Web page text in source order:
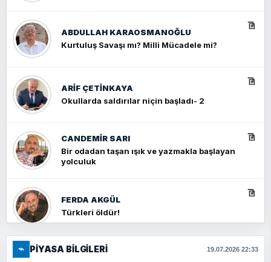
ABDULLAH KARAOSMANOĞLU
Kurtuluş Savaşı mı? Milli Mücadele mi?
ARIF ÇETİNKAYA
Okullarda saldırılar niçin başladı- 2
CANDEMIR SARI
Bir odadan taşan ışık ve yazmakla başlayan
yolculuk
FERDA AKGÜL
Türkleri öldür!
FERHAT BÜYÜKKALKAN
⌁ PIYASA BILGILERI 19.07.2026 22:33